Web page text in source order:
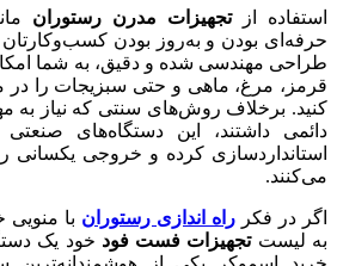
استفاده ازتجهیزات مدرن رستوران
طراحی مهندسی شده و دقیق، به شما
قرمز، مرغ، ماهی و حتی سبزیجات را
کنید. برخلاف روش‌های سنتی که نیاز به
دائمی داشتند، این دستگاه‌های
استانداردسازی کرده و خروجی یکسانی
می‌کنند.
اگر در فکر راه‌ اندازی رستوران با
به لیستتجهیزات فست فود خود یک